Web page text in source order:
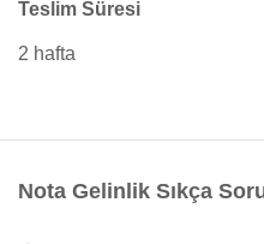
Teslim Süresi
2 hafta
Nota Gelinlik Sıkça